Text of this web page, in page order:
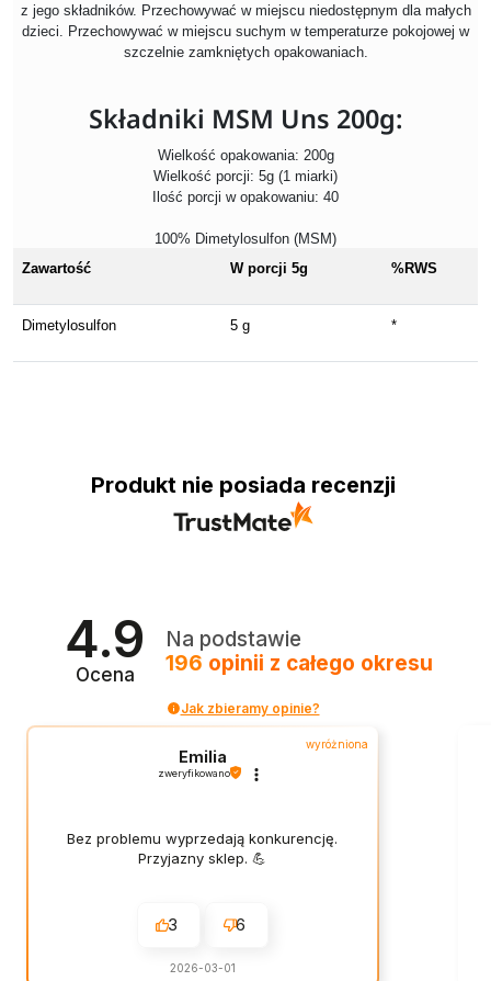
z jego składników. Przechowywać w miejscu niedostępnym dla małych
dzieci. Przechowywać w miejscu suchym w temperaturze pokojowej w
szczelnie zamkniętych opakowaniach.
Składniki MSM Uns 200g:
Wielkość opakowania: 200g
Wielkość porcji: 5g (1 miarki)
Ilość porcji w opakowaniu: 40
100% Dimetylosulfon (MSM)
Zawartość
W porcji 5g %RWS
Dimetylosulfon 5 g *
Produkt nie posiada recenzji
4.9
Ocena
Na podstawie
196 opinii z całego okresu
Jak zbieramy opinie?
wyróżniona
Emilia
zweryfikowano
Bez problemu wyprzedają konkurencję.
Przyjazny sklep. 💪
3 6
2026-03-01